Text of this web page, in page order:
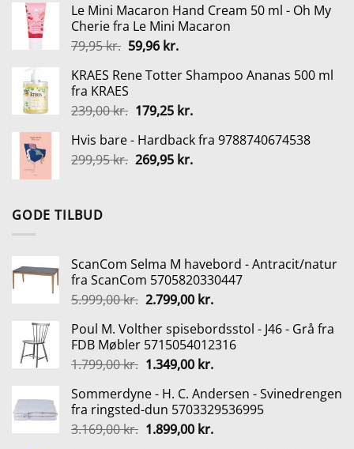
pris
var:
9.999,00 kr..
pris
er:
Le Mini Macaron Hand Cream 50 ml - Oh My
Cherie fra Le Mini Macaron
79,95kr. Den
pris
var:
79,95 kr..
59,96 kr.Den
pris
59,96 kr..
KRAES Rene Totter Shampoo Ananas 500 ml
fra KRAES
239,00kr. Den
pris
var:
179,25 kr.Den
pris
er:
Hvis bare - Hardback fra 9788740674538
299,95kr. Den
269,95 kr.Den
GODE TILBUD
ScanCom Selma M havebord - Antracit/natur
fra ScanCom 5705820330447
5.999,00kr. Den
pris
var:
5.999,00 kr..
2.799,00 kr.Den
pris
er:
2.799,00 kr..
Poul M. Volther spisebordsstol - J46 - Grå fra
FDB Møbler 5715054012316
1.799,00kr. Den
pris
var:
1.799,00 kr..
1.349,00 kr.Den
pris
er:
1.349,00 kr..
Sommerdyne - H. C. Andersen - Svinedrengen
fra ringsted-dun 5703329536995
3.169,00kr. Den
1.899,00 kr.Den